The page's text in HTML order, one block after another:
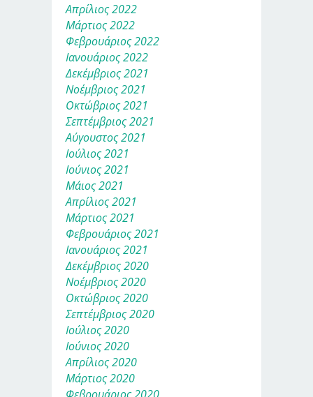
Απρίλιος 2022
Μάρτιος 2022
Φεβρουάριος 2022
Ιανουάριος 2022
Δεκέμβριος 2021
Νοέμβριος 2021
Οκτώβριος 2021
Σεπτέμβριος 2021
Αύγουστος 2021
Ιούλιος 2021
Ιούνιος 2021
Μάιος 2021
Απρίλιος 2021
Μάρτιος 2021
Φεβρουάριος 2021
Ιανουάριος 2021
Δεκέμβριος 2020
Νοέμβριος 2020
Οκτώβριος 2020
Σεπτέμβριος 2020
Ιούλιος 2020
Ιούνιος 2020
Απρίλιος 2020
Μάρτιος 2020